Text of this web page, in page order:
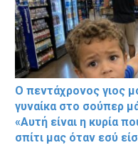
Ο πεντάχρονος γιος
γυναίκα στο σούπερ
«Αυτή είναι η κυρία
σπίτι μας όταν εσύ